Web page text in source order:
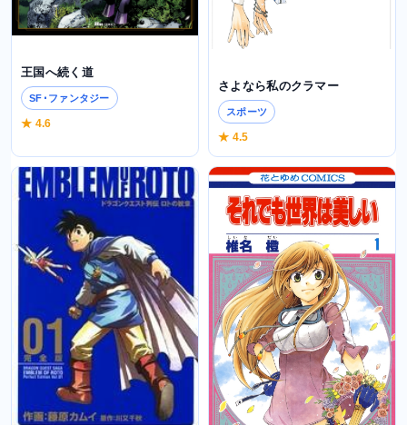
王国へ続く道
SF･ファンタジー
★ 4.6
さよなら私のクラマー
スポーツ
★ 4.5